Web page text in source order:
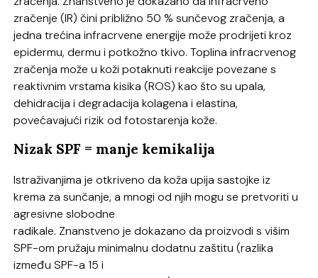
zračenje (IR) čini približno 50 % sunčevog zračenja, a
jedna trećina infracrvene energije može prodrijeti kroz
epidermu, dermu i potkožno tkivo. Toplina infracrvenog
zračenja može u koži potaknuti reakcije povezane s
reaktivnim vrstama kisika (ROS) kao što su upala,
dehidracija i degradacija kolagena i elastina,
povećavajući rizik od fotostarenja kože.
Nizak SPF = manje kemikalija
Istraživanjima je otkriveno da koža upija sastojke iz
krema za sunčanje, a mnogi od njih mogu se pretvoriti u
agresivne slobodne
radikale. Znanstveno je dokazano da proizvodi s višim
SPF-om pružaju minimalnu dodatnu zaštitu (razlika
između SPF-a 15 i